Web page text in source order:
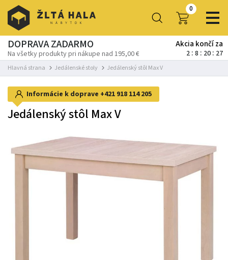
0
DOPRAVA ZADARMO
Na všetky produkty pri nákupe nad 195,00 €
Akcia končí za
2 8 20 27
Hlavná strana Jedálenské stoly Jedálenský stôl Max V
Informácie k doprave +421 918 114 205
Jedálenský stôl Max V